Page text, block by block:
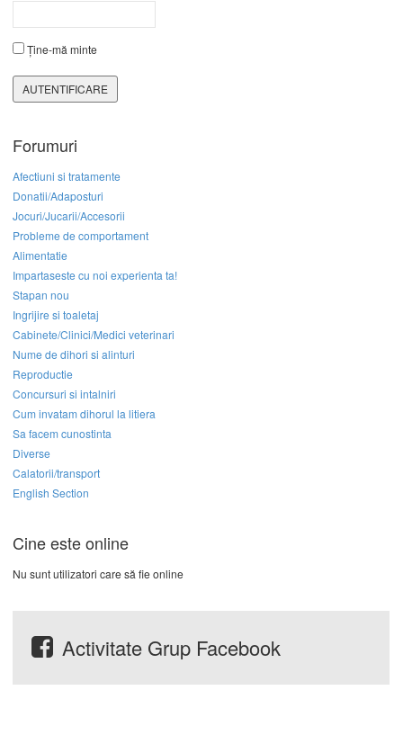
Ține-mă minte
AUTENTIFICARE
Forumuri
Afectiuni si tratamente
Donatii/Adaposturi
Jocuri/Jucarii/Accesorii
Probleme de comportament
Alimentatie
Impartaseste cu noi experienta ta!
Stapan nou
Ingrijire si toaletaj
Cabinete/Clinici/Medici veterinari
Nume de dihori si alinturi
Reproductie
Concursuri si intalniri
Cum invatam dihorul la litiera
Sa facem cunostinta
Diverse
Calatorii/transport
English Section
Cine este online
Nu sunt utilizatori care să fie online
Activitate Grup Facebook